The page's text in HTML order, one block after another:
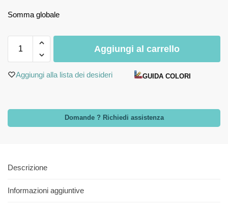
Somma globale
Aggiungi al carrello
Aggiungi alla lista dei desideri GUIDA COLORI
Domande ? Richiedi assistenza
Descrizione
Informazioni aggiuntive